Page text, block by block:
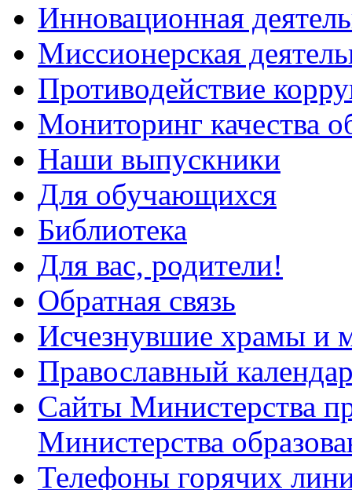
Инновационная
Миссионерская
Противодействие
Мониторинг качества
Наши выпускники
Для обучающихся
Библиотека
Для вас, родители!
Обратная связь
Исчезнувшие храмы и
Православный
Сайты Министерства
Министерства
Телефоны горячих